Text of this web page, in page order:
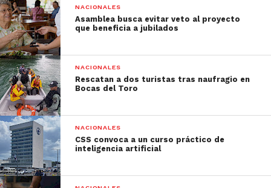
NACIONALES
Asamblea busca evitar veto al proyecto
que beneficia a jubilados
NACIONALES
Rescatan a dos turistas tras naufragio en
Bocas del Toro
NACIONALES
CSS convoca a un curso práctico de
inteligencia artificial